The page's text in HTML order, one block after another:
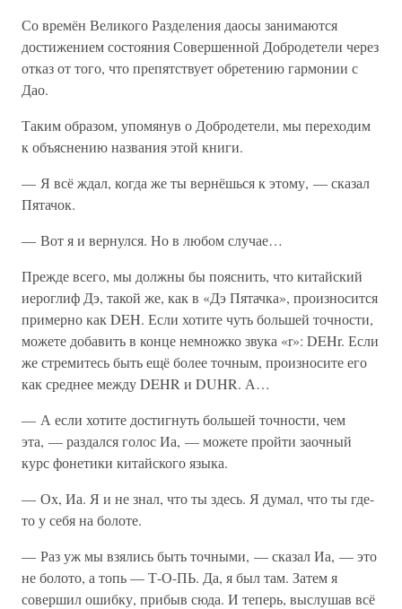
Со времён Великого Разделения даосы занимаются
достижением состояния Совершенной Добродетели через
отказ от того, что препятствует обретению гармонии с
Дао.
Таким образом, упомянув о Добродетели, мы переходим
к объяснению названия этой книги.
— Я всё ждал, когда же ты вернёшься к этому, — сказал
Пятачок.
— Вот я и вернулся. Но в любом случае…
Прежде всего, мы должны бы пояснить, что китайский
иероглиф Дэ, такой же, как в «Дэ Пятачка», произносится
примерно как DEH. Если хотите чуть большей точности,
можете добавить в конце немножко звука «r»: DEHr. Если
же стремитесь быть ещё более точным, произносите его
как среднее между DEHR и DUHR. А…
— А если хотите достигнуть большей точности, чем
эта, — раздался голос Иа, — можете пройти заочный
курс фонетики китайского языка.
— Ох, Иа. Я и не знал, что ты здесь. Я думал, что ты где-
то у себя на болоте.
— Раз уж мы взялись быть точными, — сказал Иа, — это
не болото, а топь — Т-О-ПЬ. Да, я был там. Затем я
совершил ошибку, прибыв сюда. И теперь, выслушав всё